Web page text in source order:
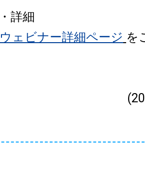
詳細
ェビナー詳細ページ を